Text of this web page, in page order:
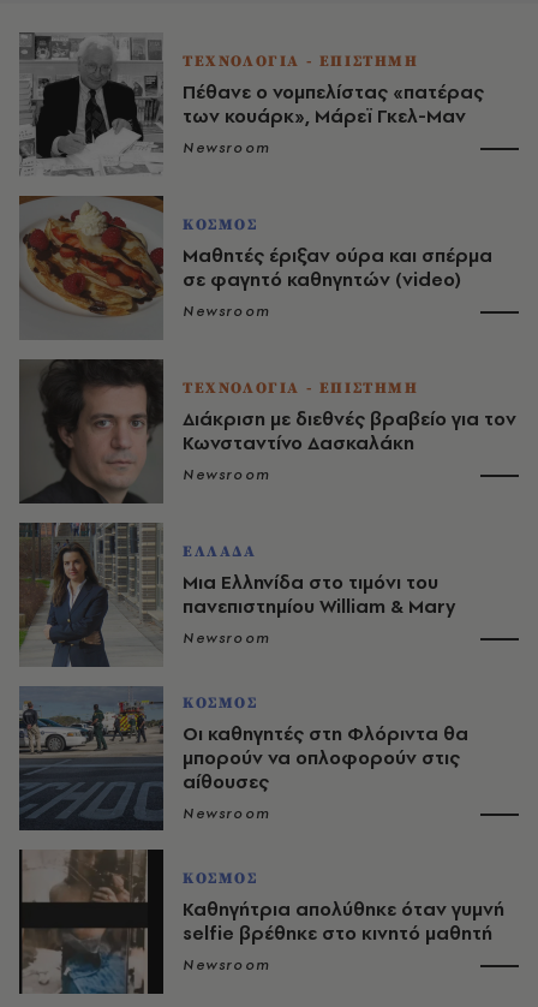
ΤΕΧΝΟΛΟΓΙΑ - ΕΠΙΣΤΗΜΗ
Πέθανε ο νομπελίστας «πατέρας
των κουάρκ», Μάρεϊ Γκελ-Μαν
Newsroom
ΚΟΣΜΟΣ
Μαθητές έριξαν ούρα και σπέρμα
σε φαγητό καθηγητών (video)
Newsroom
ΤΕΧΝΟΛΟΓΙΑ - ΕΠΙΣΤΗΜΗ
Διάκριση με διεθνές βραβείο για τον
Κωνσταντίνο Δασκαλάκη
Newsroom
ΕΛΛΑΔΑ
Μια Ελληνίδα στο τιμόνι του
πανεπιστημίου William & Mary
Newsroom
ΚΟΣΜΟΣ
Οι καθηγητές στη Φλόριντα θα
μπορούν να οπλοφορούν στις
αίθουσες
Newsroom
ΚΟΣΜΟΣ
Καθηγήτρια απολύθηκε όταν γυμνή
selfie βρέθηκε στο κινητό μαθητή
Newsroom